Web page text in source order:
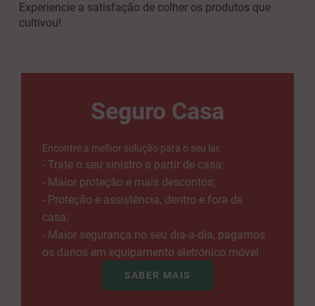
Experiencie a satisfação de colher os produtos que
cultivou!
Seguro Casa
Encontre a melhor solução para o seu lar.
- Trate o seu sinistro a partir de casa;
- Maior proteção e mais descontos;
- Proteção e assistência, dentro e fora de
casa;
- Maior segurança no seu dia-a-dia, pagamos
os danos em equipamento eletrónico móvel.
SABER MAIS